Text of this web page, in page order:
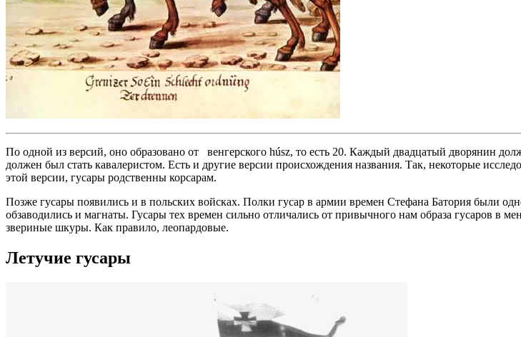
По одной из версий, оно образовано от венгерского húsz, то есть 20. Каждый двадцатый дворянин
должен был стать кавалеристом. Есть и другие версии происхождения названия. Так, некоторые
этой версии, гусары родственны корсарам.
Позже гусары появились и в польских войсках. Полки гусар в армии времен Стефана Батория были
обзаводились и магнаты. Гусары тех времен сильно отличались от привычного нам образа гусаров
звериные шкуры. Как правило, леопардовые.
Летучие гусары